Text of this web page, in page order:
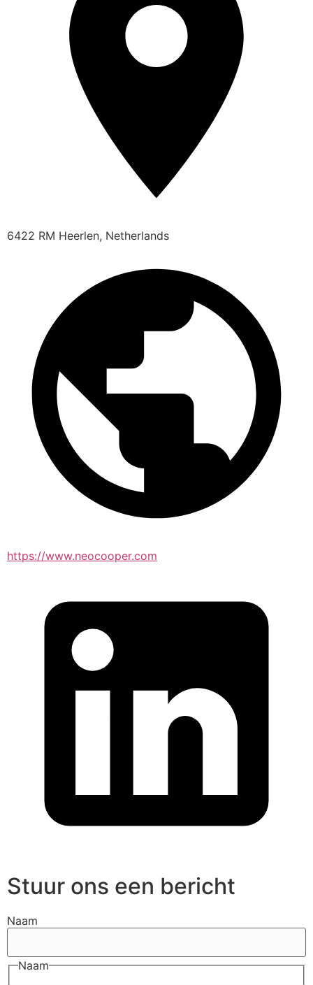
6422 RM Heerlen, Netherlands
https://www.neocooper.com
Stuur ons een bericht
Naam
Naam